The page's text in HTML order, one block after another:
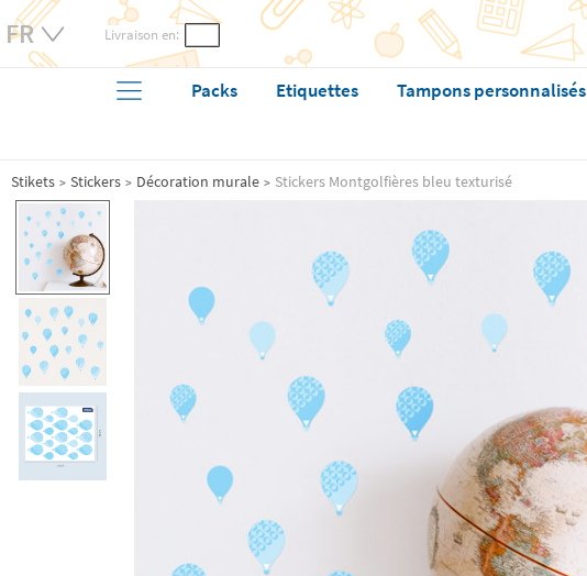
Livraison en:
Packs Etiquettes Tampons personnalisés
Stikets Stickers Décoration murale Stickers Montgolfières bleu texturisé